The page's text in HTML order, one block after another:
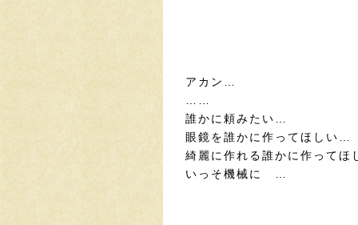
アカン…
誰かに頼みたい…
眼鏡を誰かに作ってほしい…
綺麗に作れる誰かに作って
いっそ機械に …